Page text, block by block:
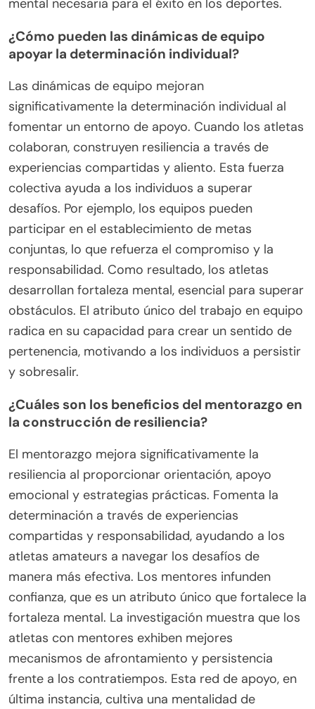
competiciones.
El establecimiento constante de metas
proporciona una hoja de ruta clara para el
progreso, permitiendo a los atletas celebrar
pequeñas victorias y construir confianza. Estas
estrategias, en conjunto, mejoran la fortaleza
mental necesaria para el éxito en los deportes.
¿Cómo pueden las dinámicas de equipo
apoyar la determinación individual?
Las dinámicas de equipo mejoran
significativamente la determinación individual al
fomentar un entorno de apoyo. Cuando los atletas
colaboran, construyen resiliencia a través de
experiencias compartidas y aliento. Esta fuerza
colectiva ayuda a los individuos a superar
desafíos. Por ejemplo, los equipos pueden
participar en el establecimiento de metas
responsabilidad. Como resultado, los atletas
desarrollan fortaleza mental, esencial para superar
obstáculos. El atributo único del trabajo en equipo
radica en su capacidad para crear un sentido de
pertenencia, motivando a los individuos a persistir
y sobresalir.
¿Cuáles son los beneficios del mentorazgo en
la construcción de resiliencia?
El mentorazgo mejora significativamente la
resiliencia al proporcionar orientación, apoyo
emocional y estrategias prácticas. Fomenta la
determinación a través de experiencias
compartidas y responsabilidad, ayudando a los
atletas amateurs a navegar los desafíos de